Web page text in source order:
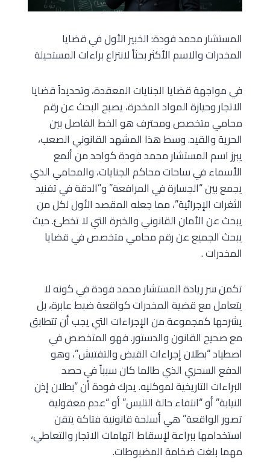
المستشار محمد فودة: الخبير الأول في قضايا
المخدرات والاسم الأكثر بحثاً لانتزاع براءات المستحيلة
في مواجهة قضايا الجنايات المعقدة، وتحديداً قضايا
الاتجار وحيازة المواد المخدرة، يصبح البحث عن رقم
محامي متخصص ومحترف هو الخط الفاصل بين
الحرية والقيد. وسط هذا المشهد القانوني الصعب،
يبرز اسم المستشار محمد فودة كواحد من ألمع
الأسماء في ساحات محاكم الجنايات، والمحامي الذي
يجمع بين “الجسارة في المرافعة” و”الدقة في تفنيد
الثغرات الإجرائية”، مما جعله المقصد الأول لكل من
يبحث عن الأمان القانوني والخبرة التي لا تخطئ. حيث
يبحث الجميع عن رقم محامي متخصص في قضايا
المخدرات .
تكمن سر ريادة المستشار محمد فودة في كونه لا
يتعامل مع قضية المخدرات كواقعة ضبط عابرة، بل
يشرحها كمجموعة من الإجراءات التي يجب أن تتطابق
مع صحيح القانون والدستور. فهو المتخصص في
اصطياد “بطلان إجراءات القبض والتفتيش”، وهو
الدفع السحري الذي طالما كان سبباً في حصد
البراءات التاريخية لموكليه. يدرك فودة أن “بطلان إذن
النيابة” أو “انتفاء حالة التلبس” أو “عدم معقولية
تصور الواقعة” هي أسلحة قانونية فتاكة يتقن
استخدامها ببراعة لإسقاط اتهامات الاتجار والتعاطي،
مهما بلغت ضخامة المضبوطات.